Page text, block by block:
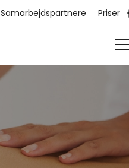
Samarbejdspartnere Priser